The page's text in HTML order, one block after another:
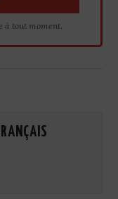
à tout moment.